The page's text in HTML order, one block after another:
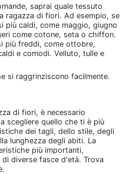
saprai quale tessuto
ragazza di fiori. Ad esempio, se
più caldi, come maggio, giugno
come cotone, seta o chiffon.
più freddi, come ottobre,
e comodi. Velluto, tulle e
si raggrinziscono facilmente.
di fiori, è necessario
scegliere quello che ti è più
dei tagli, dello stile, degli
lunghezza degli abiti. La
più importanti,
diverse fasce d'età. Trova